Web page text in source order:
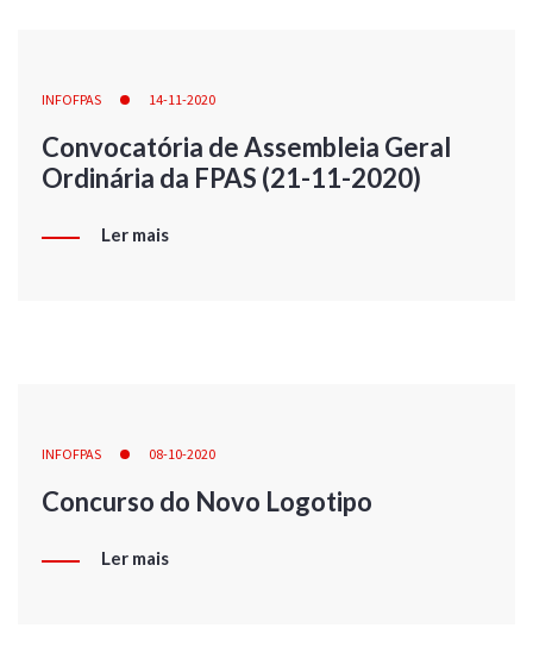
INFOFPAS 14-11-2020
Convocatória de Assembleia Geral
Ordinária da FPAS (21-11-2020)
Ler mais
INFOFPAS 08-10-2020
Concurso do Novo Logotipo
Ler mais